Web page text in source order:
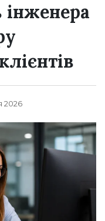
2026